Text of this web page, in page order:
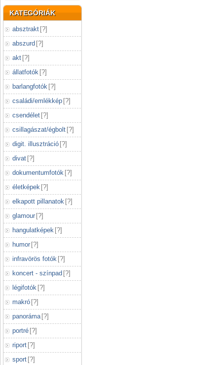
KATEGÓRIÁK
absztrakt [?]
abszurd [?]
akt [?]
állatfotók [?]
barlangfotók [?]
családi/emlékkép [?]
csendélet [?]
csillagászat/égbolt [?]
digit. illusztráció [?]
divat [?]
dokumentumfotók [?]
életképek [?]
elkapott pillanatok [?]
glamour [?]
hangulatképek [?]
humor [?]
infravörös fotók [?]
koncert - színpad [?]
légifotók [?]
makró [?]
panoráma [?]
portré [?]
riport [?]
sport [?]